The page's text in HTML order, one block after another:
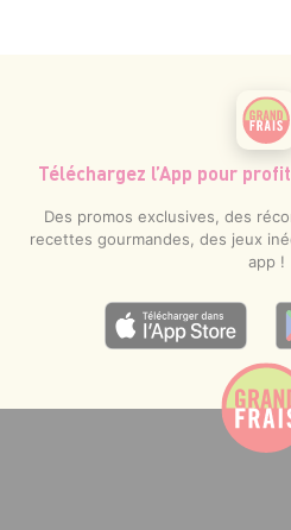
Téléchargez l’App pour
Des promos exclusives, des
recettes gourmandes, des jeux
app !